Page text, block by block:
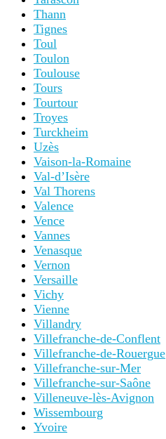
Thann
Tignes
Toul
Toulon
Toulouse
Tours
Tourtour
Troyes
Turckheim
Uzès
Vaison-la-Romaine
Val-d’Isère
Val Thorens
Valence
Vence
Vannes
Venasque
Vernon
Versaille
Vichy
Vienne
Villandry
Villefranche-de-Conflent
Villefranche-de-Rouergue
Villefranche-sur-Mer
Villefranche-sur-Saône
Villeneuve-lès-Avignon
Wissembourg
Yvoire